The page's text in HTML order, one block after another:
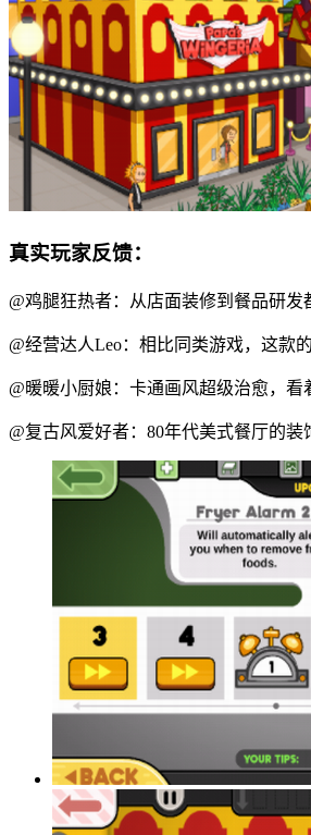
真实玩家反馈：
@鸡腿狂热者：从店面装修到餐品研
@经营达人Leo：相比同类游戏，这款
@暖暖小厨娘：卡通画风超级治愈，
@复古风爱好者：80年代美式餐厅的